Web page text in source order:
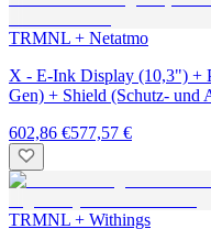
TRMNL + Netatmo
X - E-Ink Display (10,3") +
Gen) + Shield (Schutz- und
602,86 €577,57 €
TRMNL + Withings